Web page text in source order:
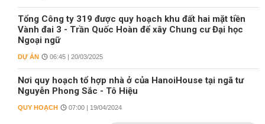
Tổng Công ty 319 được quy hoạch khu đất hai mặt tiền
Vành đai 3 - Trần Quốc Hoàn để xây Chung cư Đại học
Ngoại ngữ
DỰ ÁN 06:45 | 20/03/2025
Nơi quy hoạch tổ hợp nhà ở của HanoiHouse tại ngã tư
Nguyễn Phong Sắc - Tô Hiệu
QUY HOẠCH 07:00 | 19/04/2024